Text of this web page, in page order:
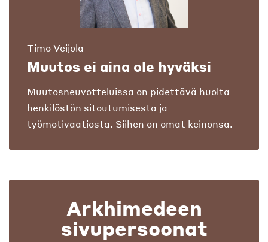
Timo Veijola
Muutos ei aina ole hyväksi
Muutosneuvotteluissa on pidettävä huolta
henkilöstön sitoutumisesta ja
työmotivaatiosta. Siihen on omat keinonsa.
Arkhimedeen
sivupersoonat